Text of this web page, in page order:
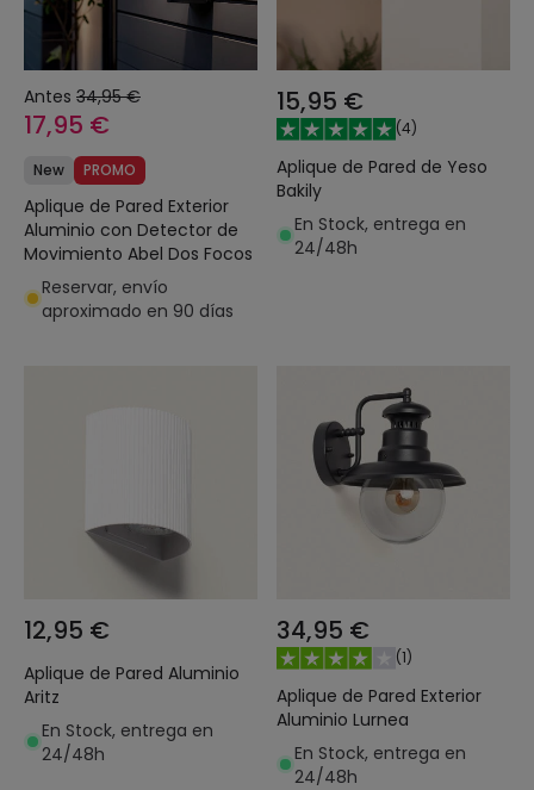
Antes 34,95 €
17,95 €
New PROMO
Aplique de Pared Exterior
Aluminio con Detector de
Movimiento Abel Dos Focos
Reservar, envío
aproximado en 90 días
15,95 €
(4)
Aplique de Pared de Yeso
Bakily
En Stock, entrega en
24/48h
12,95 €
Aplique de Pared Aluminio
Aritz
En Stock, entrega en
24/48h
34,95 €
(1)
Aplique de Pared Exterior
Aluminio Lurnea
En Stock, entrega en
24/48h